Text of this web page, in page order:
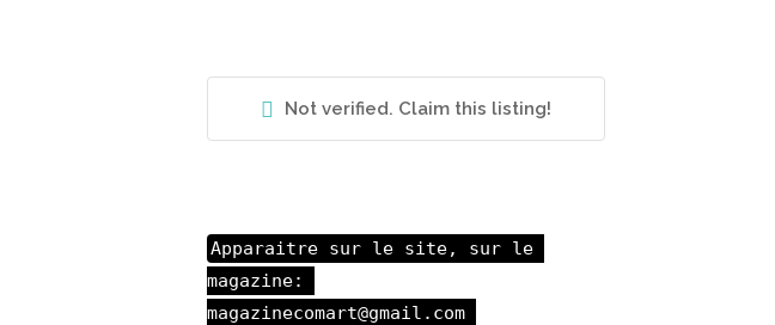
Not verified. Claim this listing!
Apparaitre sur le site, sur le
magazine:
magazinecomart@gmail.com